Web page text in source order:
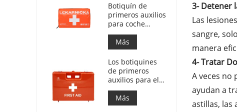
3- Detener
Las
sangre,
manera
4- Tratar
A veces no
ayudan a
astillas, las
Botiquín de
primeros auxilios
para coche
eslovaco. Cumple
con la MZ SR
č.143/2009
Más
Los botiquines
de primeros
auxilios para el
trabajo en Italia
cumplen con el
DM 388 del
Más